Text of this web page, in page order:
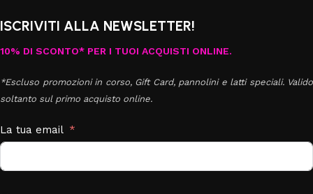
ISCRIVITI ALLA NEWSLETTER!
10% DI SCONTO* PER I TUOI ACQUISTI ONLINE.
*Escluso promozioni in corso, Gift Card, pannolini e latti speciali. Valido
soltanto sul primo acquisto online.
La tua email